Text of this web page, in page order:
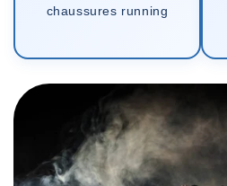
chaussures running